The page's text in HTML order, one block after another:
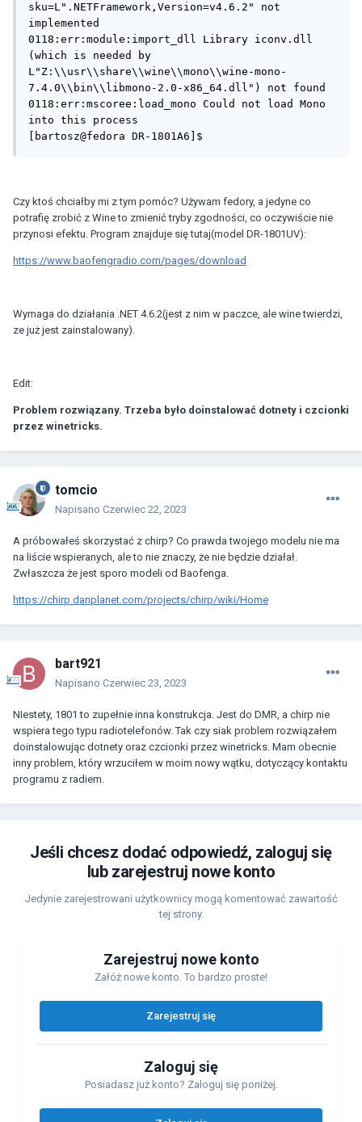
sku=L".NETFramework,Version=v4.6.2" not
implemented
0118:err:module:import_dll Library iconv.dll
(which is needed by
L"Z:\\usr\\share\\wine\\mono\\wine-mono-
7.4.0\\bin\\libmono-2.0-x86_64.dll") not found
0118:err:mscoree:load_mono Could not load Mono
into this process
[bartosz@fedora DR-1801A6]$
Czy ktoś chciałby mi z tym pomóc? Używam fedory, a jedyne co
potrafię zrobić z Wine to zmienić tryby zgodności, co oczywiście nie
przynosi efektu. Program znajduje się tutaj(model DR-1801UV):
https://www.baofengradio.com/pages/download
Wymaga do działania .NET 4.6.2(jest z nim w paczce, ale wine twierdzi,
ze już jest zainstalowany).
Edit:
Problem rozwiązany. Trzeba było doinstalować dotnety i czcionki
przez winetricks.
tomcio
Napisano Czerwiec 22, 2023
A próbowałeś skorzystać z chirp? Co prawda twojego modelu nie ma
na liście wspieranych, ale to nie znaczy, że nie będzie działał.
Zwłaszcza że jest sporo modeli od Baofenga.
https://chirp.danplanet.com/projects/chirp/wiki/Home
bart921
Napisano Czerwiec 23, 2023
NIestety, 1801 to zupełnie inna konstrukcja. Jest do DMR, a chirp nie
wspiera tego typu radiotelefonów. Tak czy siak problem rozwiązałem
doinstalowując dotnety oraz czcionki przez winetricks. Mam obecnie
inny problem, który wrzuciłem w moim nowy wątku, dotyczący kontaktu
programu z radiem.
Jeśli chcesz dodać odpowiedź, zaloguj się
lub zarejestruj nowe konto
Jedynie zarejestrowani użytkownicy mogą komentować zawartość
tej strony.
Zarejestruj nowe konto
Załóż nowe konto. To bardzo proste!
Zarejestruj się
Zaloguj się
Posiadasz już konto? Zaloguj się poniżej.